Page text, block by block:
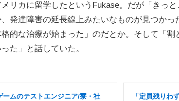
リカに留学したというFukase。だが「きっ
発達障害の延長線上みたいなものが見つか
的な治療が始まった」のだとか。そして「
た」と話していた。
ムのテストエンジニア/寮・社
「定員残りわ